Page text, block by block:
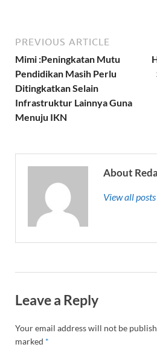
PREVIOUS ARTICLE
Mimi :Peningkatan Mutu
Pendidikan Masih Perlu
Ditingkatkan Selain
Infrastruktur Lainnya Guna
Menuju IKN
About
View all
Leave a Reply
Your email address will not be
marked *